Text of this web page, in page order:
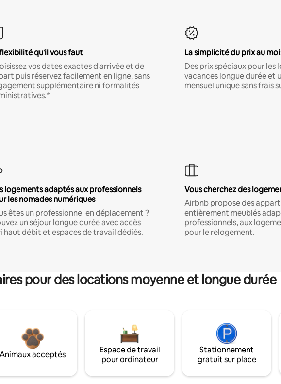
qu'il vous faut
vos dates exactes d'arrivée et de
puis réservez facilement en ligne, sans
supplémentaire ni formalités
La simplicité du prix au
Des prix spéciaux pour les
vacances longue durée et
mensuel unique sans frais
logements adaptés aux professionnels
les nomades numériques
êtes un professionnel en déplacement ?
un séjour longue durée avec accès
haut débit et espaces de travail dédiés.
Vous cherchez des
Airbnb propose des
entièrement meublés
professionnels, aux
pour le relogement.
pour des locations moyenne et longue durée
Animaux acceptés
Espace de travail
pour ordinateur
Stationnement
gratuit sur place